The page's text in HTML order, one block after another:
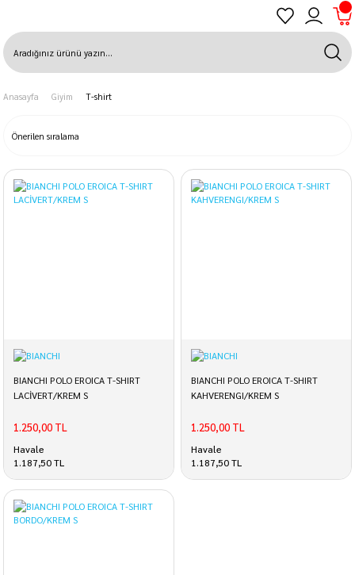
Anasayfa Giyim T-shirt
BIANCHI POLO EROICA T-SHIRT
LACİVERT/KREM S
1.250,00 TL
Havale
1.187,50 TL
BIANCHI POLO EROICA T-SHIRT
KAHVERENGI/KREM S
1.250,00 TL
Havale
1.187,50 TL